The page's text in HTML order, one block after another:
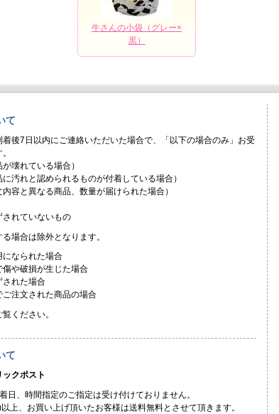
牛さんの小袋（グレー×
黒）
て
後7日以内にご連絡いただいた場合で、「以下の場合のみ」お受
壊れている場合）
汚れと認められるものが付着している場合）
容と異なる商品、数量が届けられた場合）
されていないもの
場合は除外となります。
になられた場合
傷や破損が生じた場合
された場合
ご注文された商品の場合
覧ください。
て
クポスト
日、時間指定のご指定は受け付けておりません。
上、お買い上げ頂いたお客様は送料無料とさせて頂きます。